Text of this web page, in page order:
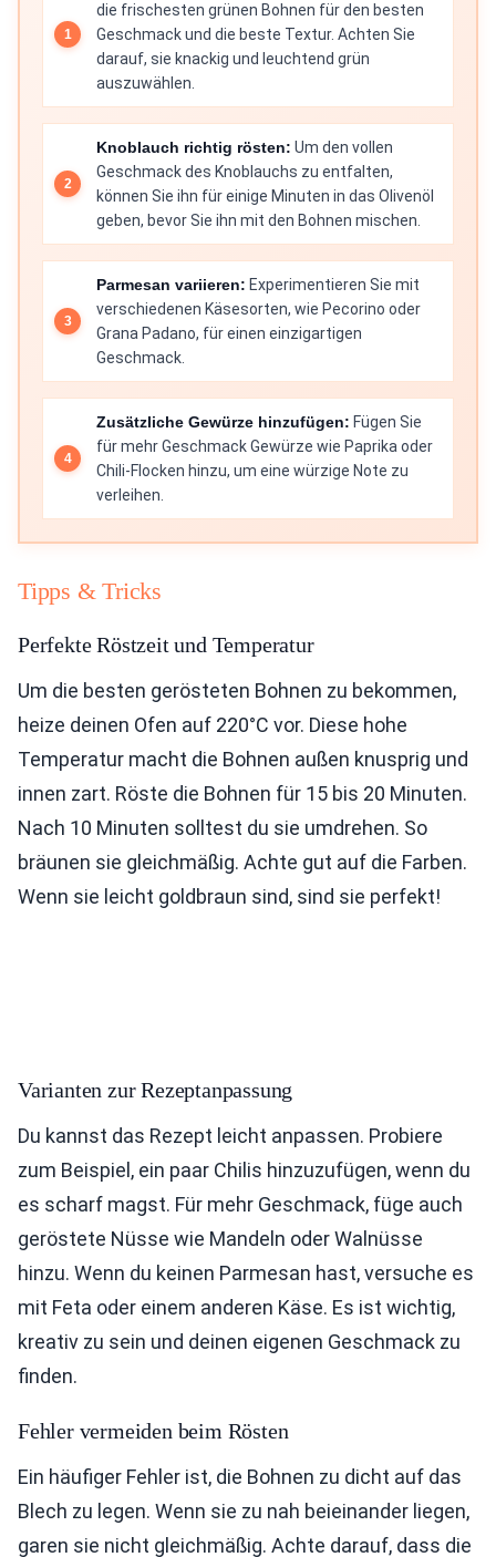
die frischesten grünen Bohnen für den besten
Geschmack und die beste Textur. Achten Sie
darauf, sie knackig und leuchtend grün
auszuwählen.
Knoblauch richtig rösten: Um den vollen
Geschmack des Knoblauchs zu entfalten,
können Sie ihn für einige Minuten in das Olivenöl
geben, bevor Sie ihn mit den Bohnen mischen.
Parmesan variieren: Experimentieren Sie mit
verschiedenen Käsesorten, wie Pecorino oder
Grana Padano, für einen einzigartigen
Geschmack.
Zusätzliche Gewürze hinzufügen: Fügen Sie
für mehr Geschmack Gewürze wie Paprika oder
Chili-Flocken hinzu, um eine würzige Note zu
verleihen.
Tipps & Tricks
Perfekte Röstzeit und Temperatur
Um die besten gerösteten Bohnen zu bekommen,
heize deinen Ofen auf 220°C vor. Diese hohe
Temperatur macht die Bohnen außen knusprig und
innen zart. Röste die Bohnen für 15 bis 20 Minuten.
Nach 10 Minuten solltest du sie umdrehen. So
bräunen sie gleichmäßig. Achte gut auf die Farben.
Wenn sie leicht goldbraun sind, sind sie perfekt!
Varianten zur Rezeptanpassung
Du kannst das Rezept leicht anpassen. Probiere
zum Beispiel, ein paar Chilis hinzuzufügen, wenn du
es scharf magst. Für mehr Geschmack, füge auch
geröstete Nüsse wie Mandeln oder Walnüsse
hinzu. Wenn du keinen Parmesan hast, versuche es
mit Feta oder einem anderen Käse. Es ist wichtig,
kreativ zu sein und deinen eigenen Geschmack zu
finden.
Fehler vermeiden beim Rösten
Ein häufiger Fehler ist, die Bohnen zu dicht auf das
Blech zu legen. Wenn sie zu nah beieinander liegen,
garen sie nicht gleichmäßig. Achte darauf, dass die